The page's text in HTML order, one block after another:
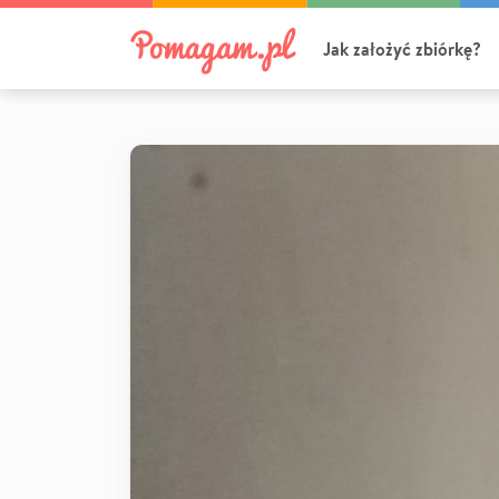
Jak założyć zbiórkę?